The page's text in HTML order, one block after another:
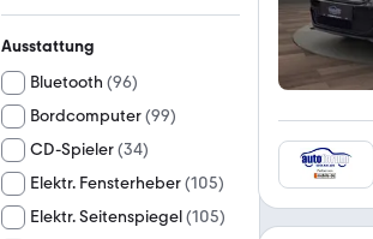
Ausstattung
Bluetooth (96)
Bordcomputer(99)
CD-Spieler(34)
Elektr. Fensterheber(105)
Elektr. Seitenspiegel(105)